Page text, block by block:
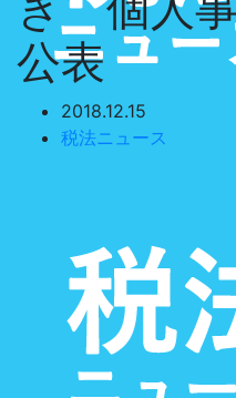
公表
2018.12.15
税法ニュース